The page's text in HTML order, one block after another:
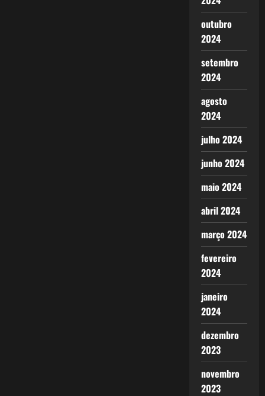
outubro
2024
setembro
2024
agosto
2024
julho 2024
junho 2024
maio 2024
abril 2024
março 2024
fevereiro
2024
janeiro
2024
dezembro
2023
novembro
2023